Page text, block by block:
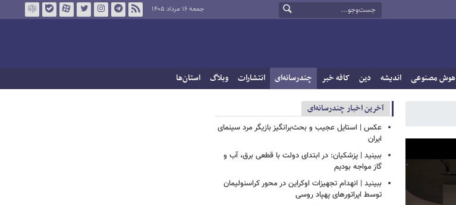
جمعه ۱۶ مرداد ۱۴۰۵
هوش مصنوعی اندیشه دین کافه خبر چندرسانه‌ای انتشارات وبلاگ استان‌ها
آخرین اخبار چندرسانه‌ای
عکس | استایل عجیب و بحث‌برانگیز بازیگر مرد سینمای
ایران
ببینید | پزشکیان: در ابتدای دولت با قطعی برق، آب و
گاز مواجه بودیم
ببینید | انهدام تجهیزات اوکراین در محور کراسنولیمان
توسط اپراتورهای پهپاد روسی